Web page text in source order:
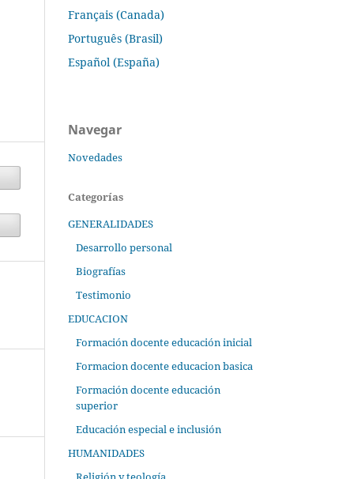
Français (Canada)
Português (Brasil)
Español (España)
Navegar
Novedades
Categorías
GENERALIDADES
Desarrollo personal
Biografías
Testimonio
EDUCACION
Formación docente educación inicial
Formacion docente educacion basica
Formación docente educación
superior
Educación especial e inclusión
HUMANIDADES